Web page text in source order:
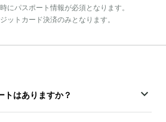
パスポート情報が必須となります。
トカード決済のみとなります。
トはありますか？